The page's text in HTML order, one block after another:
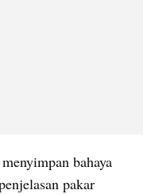
bahaya
pakar